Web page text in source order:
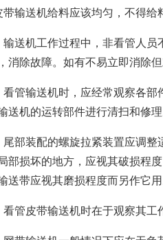
带输送机给料应该均匀，不得给
机工作过程中，非看管人员
消除故障。如有不易立即消除
输送机时，应经常观察各部
送机的运转部件进行清扫和修理
装配的螺旋拉紧装置应调整
部损坏的地方，应视其破损程
送带应视其磨损程度而另作它用
皮带输送机时在于观察其工作